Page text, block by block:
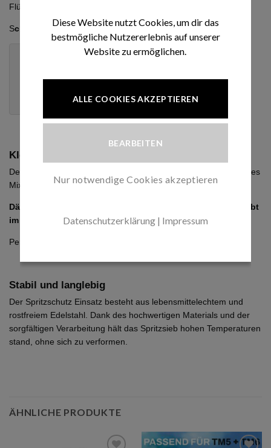
Flüssigkeiten beim Anbraten, Mixen oder Garen verhindert.
Schützen Sie Ihre Arbeitsfläche und Kleidung vor Flecken.
Für Vorwerk Küchenmaschinen TM31, TM5 & TM6
Leicht zu reinigen & spülmaschinengeeignet
Kleiner Handgriff, große Wirkung
Der Siebeinsatz kann einfach und sicher in die Deckelöffnung des
Mixtopfes eingesetzt und wieder entnommen werden.
Dämpfe können ungehindert entweichen, alles andere bleibt
im Topf.
Perfekt zum Reduzieren von Soßen oder Einkochen.
Stabil und langlebig
Der Spritzschutz Einsatz besteht aus lebensmittelechtem und
rostfreiem Edelstahl. Dank des hochwertigen Materials und der
sorgfältigen Verarbeitung hält das Spritzsieb hohen Temperaturen
stand, ohne sich zu verformen.
ÄHNLICHE PRODUKTE
Diese Website nutzt Cookies, um dir das
bestmögliche Nutzererlebnis auf unserer
Website zu ermöglichen.
ALLE COOKIES AKZEPTIEREN
BEARBEITEN
Nur notwendige Cookies akzeptieren
Datenschutzerklärung | Impressum